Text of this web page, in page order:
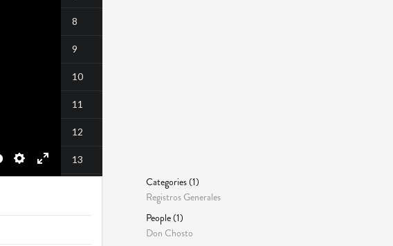
8
9
10
11
12
13
Categories (1)
Registros Generales
People (1)
Don Chosto